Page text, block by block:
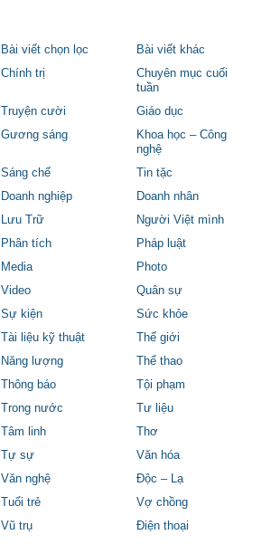
Bài viết chọn lọc
Bài viết khác
Chính trị
Chuyên mục cuối
tuần
Truyện cười
Giáo dục
Gương sáng
Khoa học – Công
nghệ
Sáng chế
Tin tặc
Doanh nghiệp
Doanh nhân
Lưu Trữ
Người Việt mình
Phân tích
Pháp luật
Media
Photo
Video
Quân sự
Sự kiện
Sức khỏe
Tài liệu kỹ thuật
Thế giới
Năng lượng
Thể thao
Thông báo
Tội phạm
Trong nước
Tư liệu
Tâm linh
Thơ
Tự sự
Văn hóa
Văn nghệ
Độc – Lạ
Tuổi trẻ
Vợ chồng
Vũ trụ Điện thoại